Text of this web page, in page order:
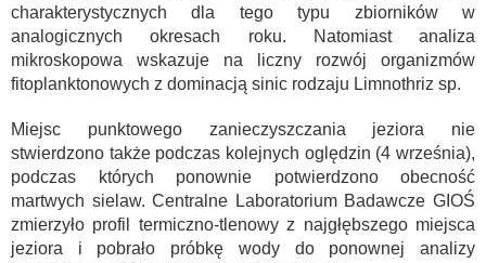
charakterystycznych dla tego typu zbiorników w
analogicznych okresach roku. Natomiast analiza
mikroskopowa wskazuje na liczny rozwój organizmów
fitoplanktonowych z dominacją sinic rodzaju Limnothriz sp.
Miejsc punktowego zanieczyszczania jeziora nie
stwierdzono także podczas kolejnych oględzin (4 września),
podczas których ponownie potwierdzono obecność
martwych sielaw. Centralne Laboratorium Badawcze GIOŚ
zmierzyło profil termiczno-tlenowy z najgłębszego miejsca
jeziora i pobrało próbkę wody do ponownej analizy